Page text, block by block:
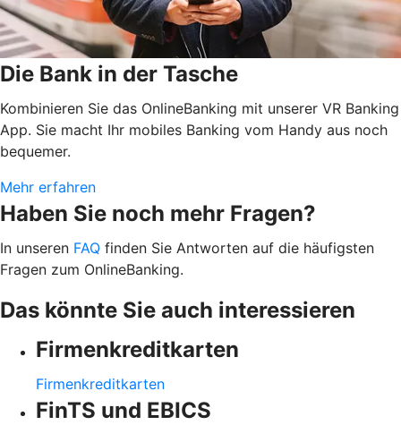
Die Bank in der Tasche
Kombinieren Sie das OnlineBanking mit unserer VR Banking
App. Sie macht Ihr mobiles Banking vom Handy aus noch
bequemer.
Mehr erfahren
Haben Sie noch mehr Fragen?
In unseren FAQ finden Sie Antworten auf die häufigsten
Fragen zum OnlineBanking.
Das könnte Sie auch interessieren
Firmenkreditkarten
Firmenkreditkarten
FinTS und EBICS